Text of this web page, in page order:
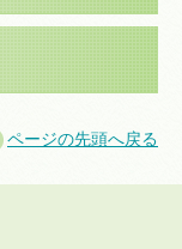
ページの先頭へ戻る